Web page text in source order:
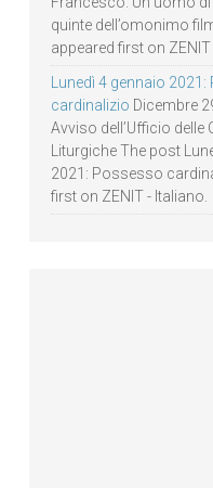
quinte dell’omonimo
appeared first on ZENIT
Lunedì 4 gennaio
cardinalizio Dicembre
Avviso dell’Ufficio delle
Liturgiche The post
2021: Possesso
first on ZENIT - Italiano.